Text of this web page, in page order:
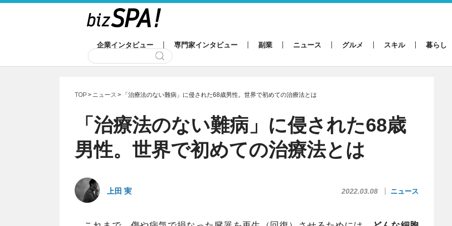
企業インタビュー 専門家インタビュー 副業 ニュース グルメ スキル 暮らし
TOP ニュース 「治療法のない難病」に侵された68歳男性。世界で初めての治療法とは
「治療法のない難病」に侵された68歳
男性。世界で初めての治療法とは
上田 実 2022.03.08 ニュース